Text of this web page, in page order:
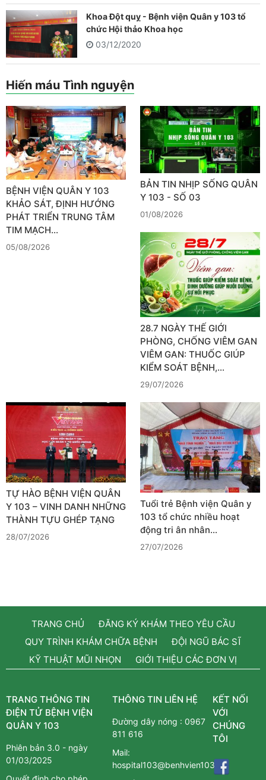
Khoa Đột quỵ - Bệnh viện Quân y 103 tổ
chức Hội thảo Khoa học
03/12/2020
Hiến máu Tình nguyện
BỆNH VIỆN QUÂN Y 103
KHẢO SÁT, ĐỊNH HƯỚNG
PHÁT TRIỂN TRUNG TÂM
TIM MẠCH…
05/08/2026
BẢN TIN NHỊP SỐNG QUÂN
Y 103 - SỐ 03
01/08/2026
28.7 NGÀY THẾ GIỚI
PHÒNG, CHỐNG VIÊM GAN
VIÊM GAN: THUỐC GIÚP
KIỂM SOÁT BỆNH,…
29/07/2026
TỰ HÀO BỆNH VIỆN QUÂN
Y 103 – VINH DANH NHỮNG
THÀNH TỰU GHÉP TẠNG
28/07/2026
Tuổi trẻ Bệnh viện Quân y
103 tổ chức nhiều hoạt
động tri ân nhân…
27/07/2026
TRANG CHỦ
ĐĂNG KÝ KHÁM THEO YÊU CẦU
QUY TRÌNH KHÁM CHỮA BỆNH
ĐỘI NGŨ BÁC SĨ
KỸ THUẬT MŨI NHỌN
GIỚI THIỆU CÁC ĐƠN VỊ
TRANG THÔNG TIN
ĐIỆN TỬ BỆNH VIỆN
QUÂN Y 103
Phiên bản 3.0 - ngày
01/03/2025
THÔNG TIN LIÊN HỆ
Đường dây nóng :0967
811 616
Mail:
hospital103@benhvien103.vn
KẾT NỐI
VỚI
CHÚNG
TÔI